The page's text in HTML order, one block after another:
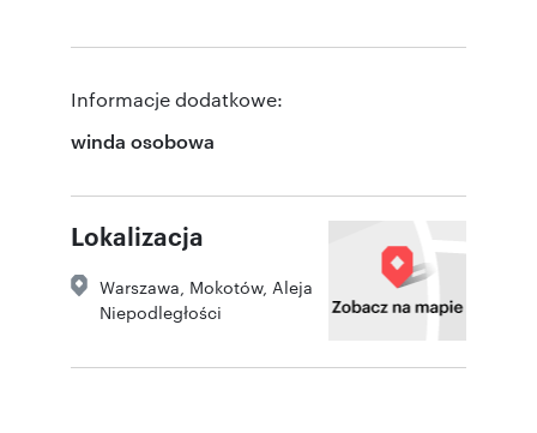
Informacje dodatkowe:
winda osobowa
Lokalizacja
Warszawa Mokotów, Aleja
Niepodległości